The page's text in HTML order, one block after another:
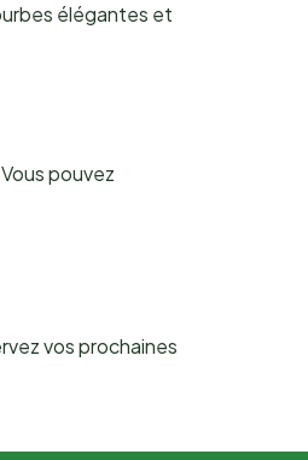
élégantes et
pouvez
vos prochaines